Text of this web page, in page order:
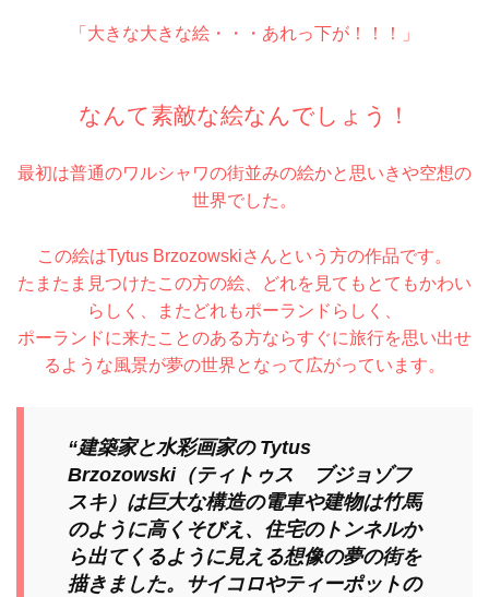
「大きな大きな絵・・・あれっ下が！！！」
なんて素敵な絵なんでしょう！
最初は普通のワルシャワの街並みの絵かと思いきや空想の
世界でした。
この絵はTytus Brzozowskiさんという方の作品です。
たまたま見つけたこの方の絵、
どれを見てもとてもかわい
らしく、またどれもポーランドらしく、
ポーランドに来たことのある方ならすぐに旅行を思い出せ
るような風景が夢の世界となって広がっています。
“建築家と水彩画家の Tytus
Brzozowski（ティトゥス ブジョゾフ
スキ） は巨大な構造の電車や建物は竹馬
のように高くそびえ、 住宅のトンネルか
ら出てくるように見える想像の夢の街を
描きました。サイコロやティーポットの